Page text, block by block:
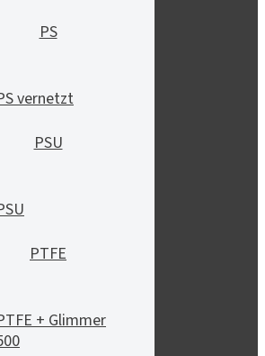
PS
vernetzt
PSU
PTFE
+ Glimmer